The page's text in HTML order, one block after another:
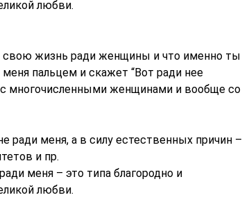
любви.
свою жизнь ради женщины и что именно ты
пальцем и скажет “Вот ради нее
с многочисленными женщинами и вообще со
ради меня, а в силу естественных причин –
и пр.
меня – это типа благородно и
любви.